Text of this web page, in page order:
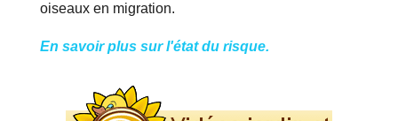
oiseaux en migration.
En savoir plus sur l'état du risque.